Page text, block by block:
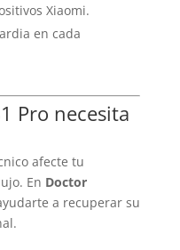
Xiaomi.
en cada
Pro necesita
afecte tu
En Doctor
a recuperar su